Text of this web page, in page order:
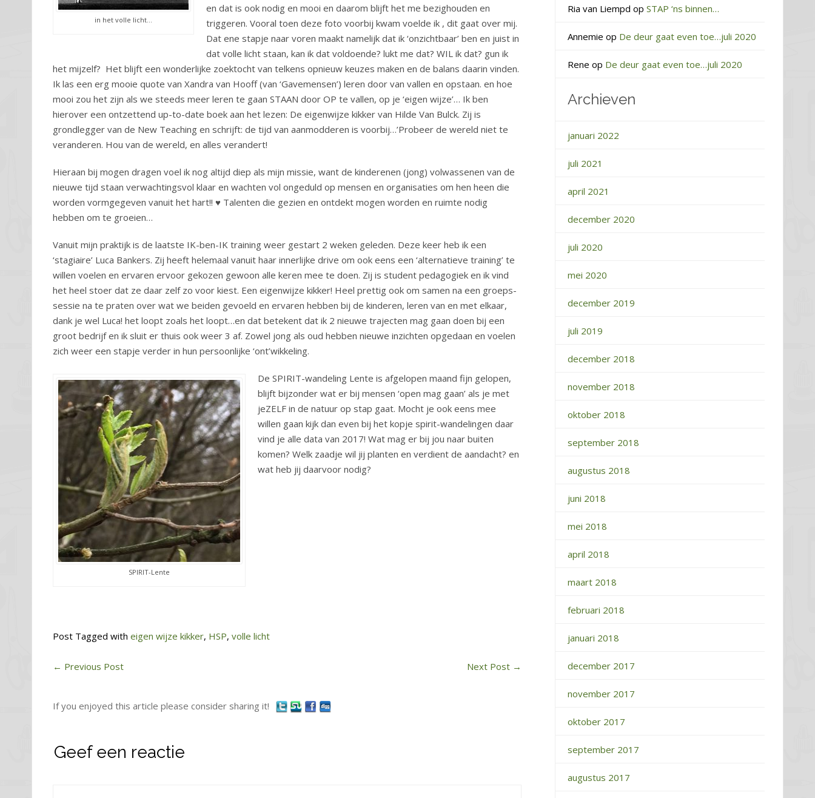
in het volle licht…
en dat is ook nodig en mooi en daarom blijft het me bezighouden en
triggeren. Vooral toen deze foto voorbij kwam voelde ik , dit gaat over mij.
Dat ene stapje naar voren maakt namelijk dat ik ‘onzichtbaar’ ben en juist in
dat volle licht staan, kan ik dat voldoende? lukt me dat? WIL ik dat? gun ik
het mijzelf? Het blijft een wonderlijke zoektocht van telkens opnieuw keuzes maken en de balans daarin vinden.
Ik las een erg mooie quote van Xandra van Hooff (van ‘Gavemensen’) leren door van vallen en opstaan. en hoe
mooi zou het zijn als we steeds meer leren te gaan STAAN door OP te vallen, op je ‘eigen wijze’… Ik ben
hierover een ontzettend up-to-date boek aan het lezen: De eigenwijze kikker van Hilde Van Bulck. Zij is
grondlegger van de New Teaching en schrijft: de tijd van aanmodderen is voorbij…’Probeer de wereld niet te
veranderen. Hou van de wereld, en alles verandert!
Hieraan bij mogen dragen voel ik nog altijd diep als mijn missie, want de kinderenen (jong) volwassenen van de
nieuwe tijd staan verwachtingsvol klaar en wachten vol ongeduld op mensen en organisaties om hen heen die
worden vormgegeven vanuit het hart!! ♥ Talenten die gezien en ontdekt mogen worden en ruimte nodig
hebben om te groeien…
Vanuit mijn praktijk is de laatste IK-ben-IK training weer gestart 2 weken geleden. Deze keer heb ik een
‘stagiaire’ Luca Bankers. Zij heeft helemaal vanuit haar innerlijke drive om ook eens een ‘alternatieve training’ te
willen voelen en ervaren ervoor gekozen gewoon alle keren mee te doen. Zij is student pedagogiek en ik vind
het heel stoer dat ze daar zelf zo voor kiest. Een eigenwijze kikker! Heel prettig ook om samen na een groeps-
sessie na te praten over wat we beiden gevoeld en ervaren hebben bij de kinderen, leren van en met elkaar,
dank je wel Luca! het loopt zoals het loopt…en dat betekent dat ik 2 nieuwe trajecten mag gaan doen bij een
groot bedrijf en ik sluit er thuis ook weer 3 af. Zowel jong als oud hebben nieuwe inzichten opgedaan en voelen
zich weer een stapje verder in hun persoonlijke ‘ont’wikkeling.
SPIRIT-Lente
De SPIRIT-wandeling Lente is afgelopen maand fijn gelopen,
blijft bijzonder wat er bij mensen ‘open mag gaan’ als je met
jeZELF in de natuur op stap gaat. Mocht je ook eens mee
willen gaan kijk dan even bij het kopje spirit-wandelingen daar
vind je alle data van 2017! Wat mag er bij jou naar buiten
komen? Welk zaadje wil jij planten en verdient de aandacht? en
wat heb jij daarvoor nodig?
Post Tagged with eigen wijze kikker, HSP, volle licht
← Previous Post Next Post →
If you enjoyed this article please consider sharing it!
Geef een reactie
Ria van Liempd op STAP ‘ns binnen…
Annemie op De deur gaat even toe…juli 2020
Rene op De deur gaat even toe…juli 2020
Archieven
januari 2022
juli 2021
april 2021
december 2020
juli 2020
mei 2020
december 2019
juli 2019
december 2018
november 2018
oktober 2018
september 2018
augustus 2018
juni 2018
mei 2018
april 2018
maart 2018
februari 2018
januari 2018
december 2017
november 2017
oktober 2017
september 2017
augustus 2017